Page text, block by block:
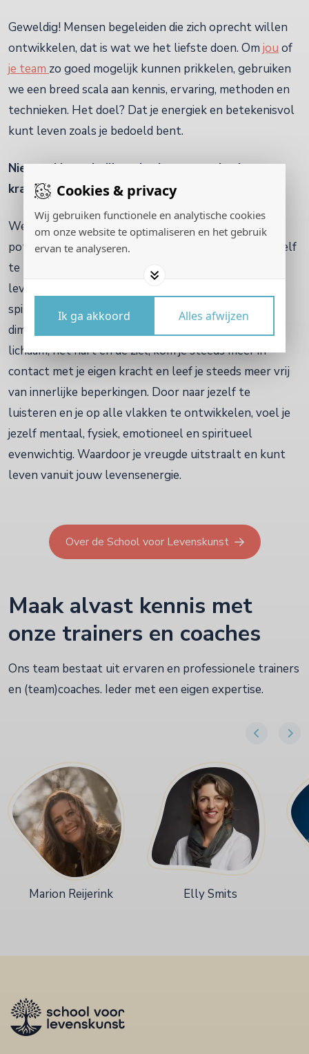
Cookies & privacy
Wij gebruiken functionele en analytische cookies
om onze website te optimaliseren en het gebruik
ervan te analyseren.
Ik ga akkoord Alles afwijzen
Geweldig! Mensen begeleiden die zich oprecht willen
ontwikkelen, dat is wat we het liefste doen. Om jou of
je team zo goed mogelijk kunnen prikkelen, gebruiken
we een breed scala aan kennis, ervaring, methoden en
technieken. Het doel? Dat je energiek en betekenisvol
kunt leven zoals je bedoeld bent.
Niemand is zoals jij en dat is nou precies jouw
kracht
We geloven echt in de uniciteit, de kracht en het
potentieel van elk individu. Je leert om dichter bij jezelf
te komen door te werken aan de vier verschillende
levensgebieden: mentaal, fysiek, emotioneel en
spiritueel. Door steeds meer te leren over deze vier
dimensies van de complete mens: het hoofd, het
lichaam, het hart en de ziel, kom je steeds meer in
contact met je eigen kracht en leef je steeds meer vrij
van innerlijke beperkingen. Door naar jezelf te
luisteren en je op alle vlakken te ontwikkelen, voel je
jezelf mentaal, fysiek, emotioneel en spiritueel
evenwichtig. Waardoor je vreugde uitstraalt en kunt
leven vanuit jouw levensenergie.
Over de School voor Levenskunst
Maak alvast kennis met
onze trainers en coaches
Ons team bestaat uit ervaren en professionele trainers
en (team)coaches. Ieder met een eigen expertise.
Marion Reijerink Elly Smits